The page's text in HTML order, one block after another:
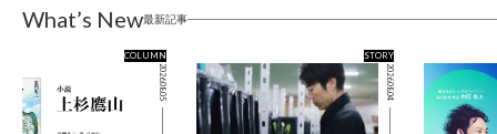
What’s New最新記事
COLUMN
2026.08.05
STORY
2026.08.04